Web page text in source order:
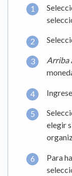
Arriba
elegir
Para